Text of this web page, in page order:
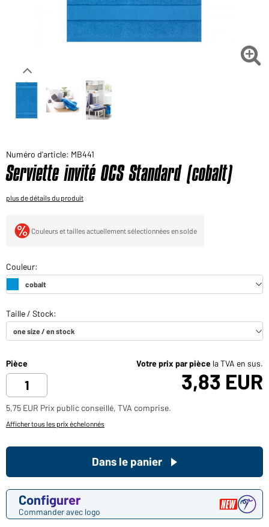
Chemin d'accès au shop des clients finaux 
Numéro d'article: MB441
Serviette invité OCS Standard (cobalt)
plus de détails du produit
Couleurs et tailles actuellement sélectionnées en solde
Pièce Votre prix par pièce la TVA en sus.
3,83 EUR
5,75 EUR Prix public conseillé, TVA comprise.
Afficher tous les prix échelonnés
Configurer
Commander avec logo
Dans le panier